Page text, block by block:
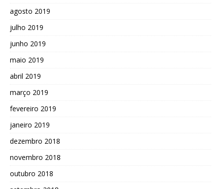
agosto 2019
julho 2019
junho 2019
maio 2019
abril 2019
março 2019
fevereiro 2019
janeiro 2019
dezembro 2018
novembro 2018
outubro 2018